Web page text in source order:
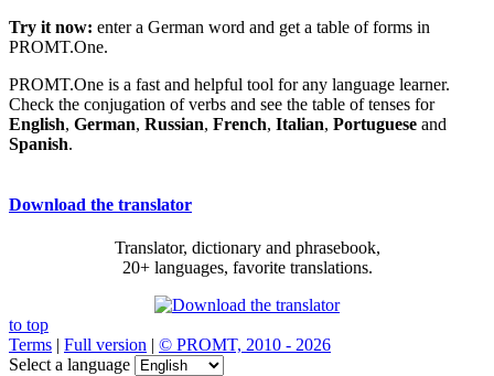
Try it now: enter a German word and get a table of forms in
PROMT.One.
PROMT.One is a fast and helpful tool for any language learner.
Check the conjugation of verbs and see the table of tenses for
English, German, Russian, French, Italian, Portuguese and
Spanish.
Download the translator
Translator, dictionary and phrasebook,
20+ languages, favorite translations.
to top
Terms | Full version | © PROMT, 2010 - 2026
Select a language